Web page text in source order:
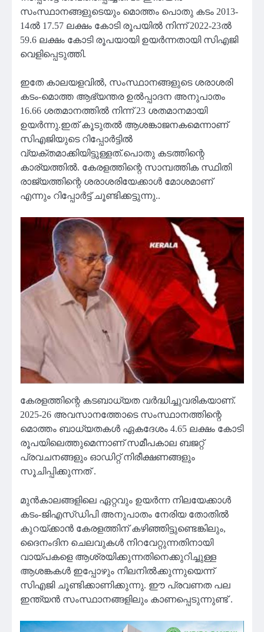
സംസ്ഥാനങ്ങളുടെയും മൊത്തം പൊതു കടം 2013-
14ൽ 17.57 ലക്ഷം കോടി രൂപയിൽ നിന്ന് 2022-23ൽ
59.6 ലക്ഷം കോടി രൂപയായി ഉയർന്നതായി സിഎജി
വെളിപ്പെടുത്തി.
ഇതേ കാലയളവിൽ, സംസ്ഥാനങ്ങളുടെ ശരാശരി
കടം-മൊത്ത ആഭ്യന്തര ഉൽപ്പാദന അനുപാതം
16.66 ശതമാനത്തിൽ നിന്ന് 23 ശതമാനമായി
ഉയർന്നു.ഇത് കൂടുതൽ ആശങ്കാജനകമെന്നാണ്
സിഎജിയുടെ റിപ്പോർട്ടിൽ
വ്യക്തമാക്കിയിട്ടുള്ളത്.പൊതു കടത്തിന്റെ
കാര്യത്തിൽ. കേരളത്തിന്റെ സാമ്പത്തിക സ്ഥിതി
രാജ്യത്തിന്റെ ശരാശരിയേക്കാൾ മോശമാണ്
എന്നും റിപ്പോർട്ട് ചൂണ്ടിക്കട്ടുന്നു..
കേരളത്തിന്റെ കടബാധ്യത വർദ്ധിച്ചുവരികയാണ്.
2025-26 അവസാനത്തോടെ സംസ്ഥാനത്തിന്റെ
മൊത്തം ബാധ്യതകൾ ഏകദേശം 4.65 ലക്ഷം കോടി
രൂപയിലെത്തുമെന്നാണ് സമീപകാല ബജറ്റ്
പ്രവചനങ്ങളും ഓഡിറ്റ് നിരീക്ഷണങ്ങളും
സൂചിപ്പിക്കുന്നത് .
മുൻകാലങ്ങളിലെ ഏറ്റവും ഉയർന്ന നിലയേക്കാൾ
കടം-ജിഎസ്ഡിപി അനുപാതം നേരിയ തോതിൽ
കുറയ്ക്കാൻ കേരളത്തിന് കഴിഞ്ഞിട്ടുണ്ടെങ്കിലും,
ദൈനംദിന ചെലവുകൾ നിറവേറ്റുന്നതിനായി
വായ്പകളെ ആശ്രയിക്കുന്നതിനെക്കുറിച്ചുള്ള
ആശങ്കകൾ ഇപ്പോഴും നിലനിൽക്കുന്നുയെന്ന്
സിഎജി ചൂണ്ടിക്കാണിക്കുന്നു. ഈ പ്രവണത പല
ഇന്ത്യൻ സംസ്ഥാനങ്ങളിലും കാണപ്പെടുന്നുണ്ട് .